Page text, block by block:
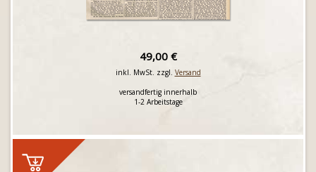
49,00 €
inkl. MwSt. zzgl. Versand
versandfertig innerhalb
1-2 Arbeitstage